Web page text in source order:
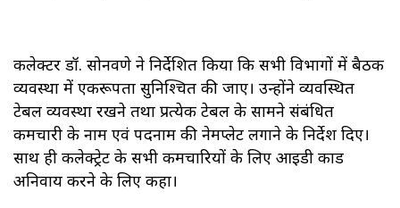
कलेक्टर डॉ. सोनवणे ने निर्देशित किया कि सभी विभागों में बैठक
व्यवस्था में एकरूपता सुनिश्चित की जाए। उन्होंने व्यवस्थित
टेबल व्यवस्था रखने तथा प्रत्येक टेबल के सामने संबंधित
कर्मचारी के नाम एवं पदनाम की नेमप्लेट लगाने के निर्देश दिए।
साथ ही कलेक्ट्रेट के सभी कर्मचारियों के लिए आईडी कार्ड
अनिवार्य करने के लिए कहा।